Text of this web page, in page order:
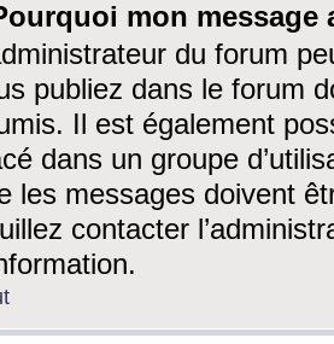
mon message
du forum
publiez dans le forum
Il est également
dans un groupe
les messages doivent
contacter